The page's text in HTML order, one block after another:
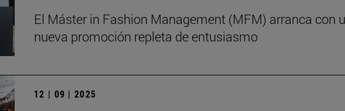
El Máster in Fashion Management (MFM) arranca con
nueva promoción repleta de entusiasmo
12 | 09 | 2025